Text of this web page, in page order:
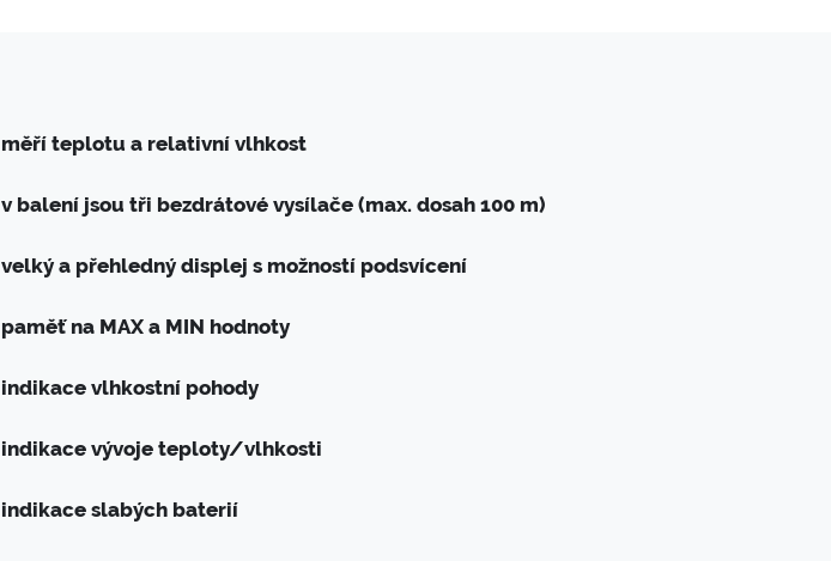
měří teplotu a relativní vlhkost
v balení jsou tři bezdrátové vysílače (max. dosah 100 m)
velký a přehledný displej s možností podsvícení
paměť na MAX a MIN hodnoty
indikace vlhkostní pohody
indikace vývoje teploty/vlhkosti
indikace slabých baterií